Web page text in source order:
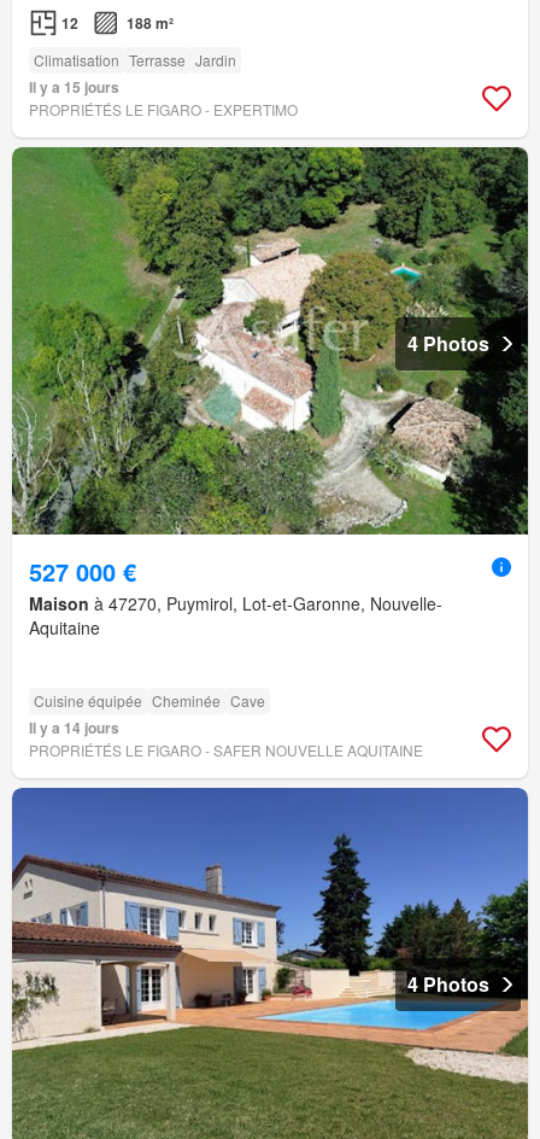
12 188 m²
Climatisation Terrasse Jardin
Il y a 15 jours
PROPRIÉTÉS LE FIGARO - EXPERTIMO
4 Photos
527 000 €
Maison à 47270, Puymirol, Lot-et-Garonne, Nouvelle-
Aquitaine
Cuisine équipée Cheminée Cave
Il y a 14 jours
PROPRIÉTÉS LE FIGARO - SAFER NOUVELLE AQUITAINE
4 Photos